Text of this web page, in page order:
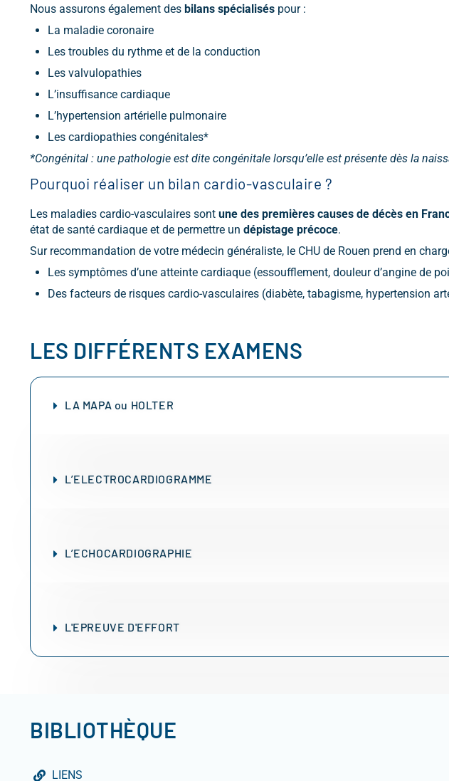
Nous assurons également des bilans spécialisés pour :
La maladie coronaire
Les troubles du rythme et de la conduction
Les valvulopathies
L’insuffisance cardiaque
L’hypertension artérielle pulmonaire
Les cardiopathies congénitales*
*Congénital : une pathologie est dite congénitale lorsqu’elle est présente dès la
Pourquoi réaliser un bilan cardio-vasculaire ?
Les maladies cardio-vasculaires sont une des premières causes de décès en
état de santé cardiaque et de permettre un dépistage précoce.
Sur recommandation de votre médecin généraliste, le CHU de Rouen prend en
Les symptômes d’une atteinte cardiaque (essoufflement, douleur d’angine de
Des facteurs de risques cardio-vasculaires (diabète, tabagisme, hypertension
LES DIFFÉRENTS EXAMENS
LA MAPA ou HOLTER
L’ELECTROCARDIOGRAMME
L’ECHOCARDIOGRAPHIE
L'EPREUVE D'EFFORT
BIBLIOTHÈQUE
LIENS